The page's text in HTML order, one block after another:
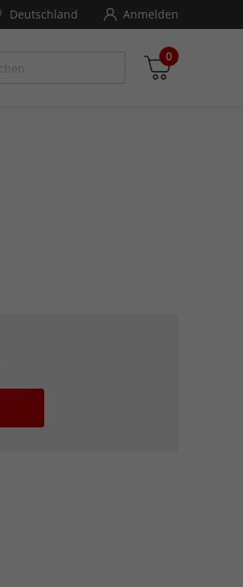
Deutschland Anmelden
0